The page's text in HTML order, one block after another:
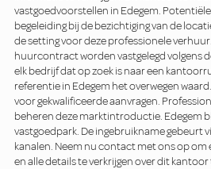
vastgoedvoorstellen in Edegem.
begeleiding bij de bezichtiging van de
de setting voor deze professionele
huurcontract worden vastgelegd volgens
elk bedrijf dat op zoek is naar een
referentie in Edegem het overwegen
voor gekwalificeerde aanvragen.
beheren deze marktintroductie. Edegem
vastgoedpark. De ingebruikname gebeurt
kanalen. Neem nu contact met ons op om
en alle details te verkrijgen over dit